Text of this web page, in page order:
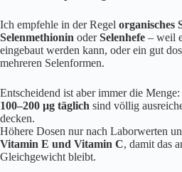
Ich empfehle in der Regel organisches
Selenmethionin oderSelenhefe – weil
eingebaut werden kann, oder ein gut
mehreren Selenformen.
Entscheidend ist aber immer die Menge:
100–200 µg täglich sind völlig
decken.
Höhere Dosen nur nach Laborwerten
Vitamin E und Vitamin C, damit das
Gleichgewicht bleibt.